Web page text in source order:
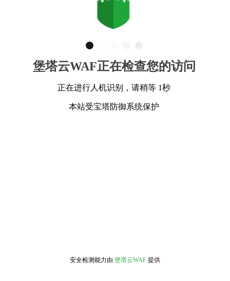
堡塔云WAF正在检查您的访问
正在进行人机识别，请稍等 1秒
本站受宝塔防御系统保护
安全检测能力由 堡塔云WAF 提供